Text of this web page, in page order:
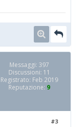
Messaggi: 397
Discussioni: 11
Registrato: Feb 2019
Reputazione: 9
#3